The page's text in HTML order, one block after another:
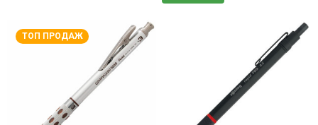
ТОП ПРОДАЖ